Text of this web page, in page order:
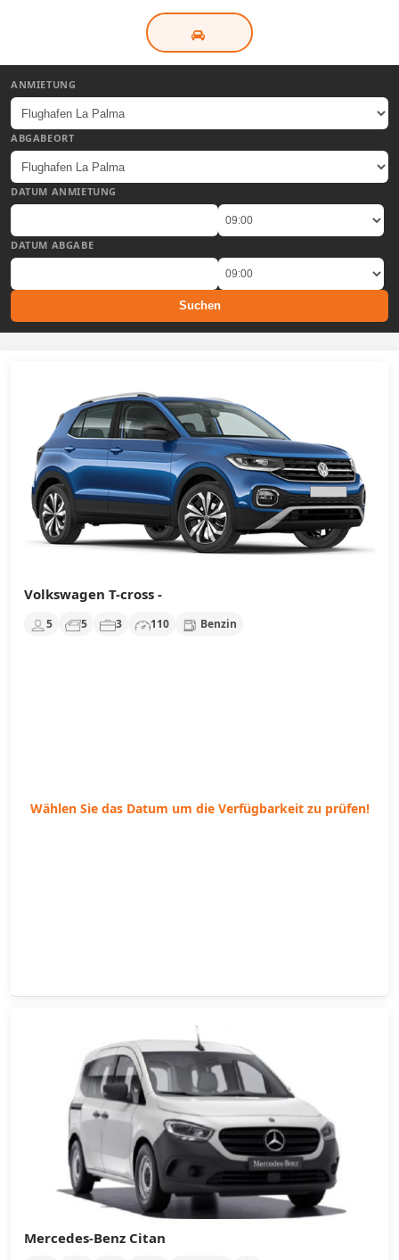
ANMIETUNG
ABGABEORT
DATUM ANMIETUNG
DATUM ABGABE
Suchen
Volkswagen T-cross -
5 5 3 110 Benzin
Wählen Sie das Datum um die Verfügbarkeit zu prüfen!
Mercedes-Benz Citan